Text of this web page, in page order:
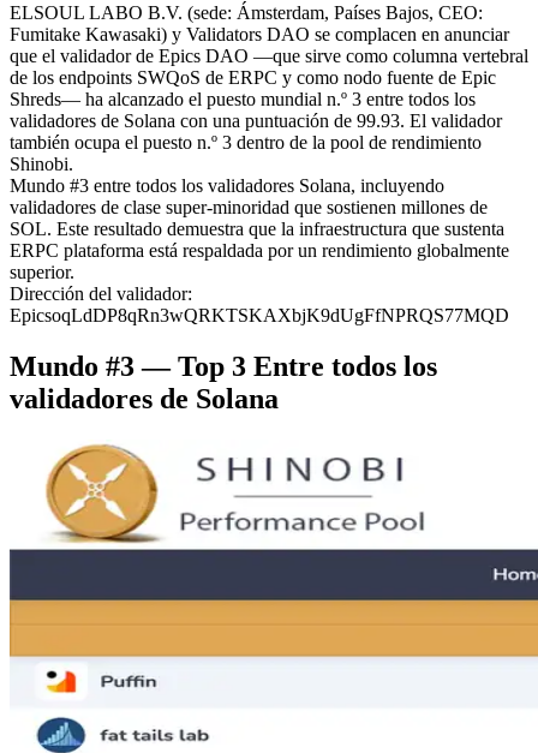
ELSOUL LABO B.V. (sede: Ámsterdam, Países Bajos, CEO:
Fumitake Kawasaki) y Validators DAO se complacen en anunciar
que el validador de Epics DAO —que sirve como columna vertebral
de los endpoints SWQoS de ERPC y como nodo fuente de Epic
Shreds— ha alcanzado el puesto mundial n.º 3 entre todos los
validadores de Solana con una puntuación de 99.93. El validador
también ocupa el puesto n.º 3 dentro de la pool de rendimiento
Shinobi.
Mundo #3 entre todos los validadores Solana, incluyendo
validadores de clase super-minoridad que sostienen millones de
SOL. Este resultado demuestra que la infraestructura que sustenta
ERPC plataforma está respaldada por un rendimiento globalmente
superior.
Dirección del validador:
EpicsoqLdDP8qRn3wQRKTSKAXbjK9dUgFfNPRQS77MQD
Mundo #3 — Top 3 Entre todos los
validadores de Solana